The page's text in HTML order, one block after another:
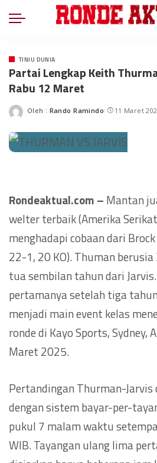
TINJU DUNIA
Partai Lengkap Keith
Rabu 12 Maret
Oleh : Rando Ramindo 11 Maret
Rondeaktual.com – Mantan
welter terbaik (Amerika
menghadapi cobaan dari
22-1, 20 KO). Thuman
tua sembilan tahun dari
pertamanya setelah tiga
menjadi main event kelas
ronde di Kayo Sports, Sydney,
Maret 2025.
Pertandingan Thurman-
dengan sistem bayar-per-
pukul 7 malam waktu
WIB. Tayangan ulang lima